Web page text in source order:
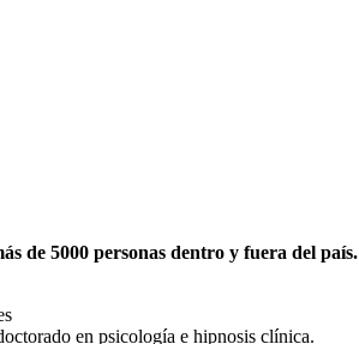
de 5000 personas dentro y fuera del país.
en psicología e hipnosis clínica.